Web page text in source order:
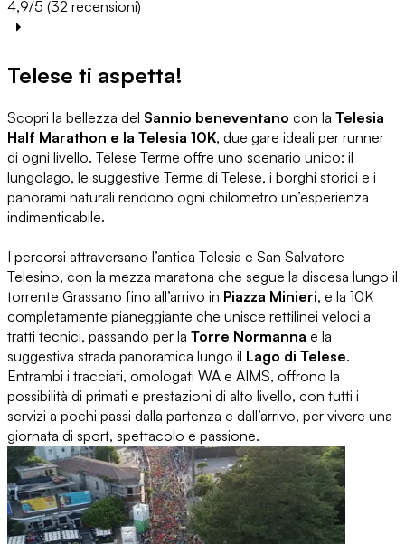
4,9/5 (32 recensioni)
Telese ti aspetta!
Scopri la bellezza del Sannio beneventano con la Telesia
Half Marathon e la Telesia 10K, due gare ideali per runner
di ogni livello. Telese Terme offre uno scenario unico: il
lungolago, le suggestive Terme di Telese, i borghi storici e i
panorami naturali rendono ogni chilometro un’esperienza
indimenticabile.
I percorsi attraversano l’antica Telesia e San Salvatore
Telesino, con la mezza maratona che segue la discesa lungo il
torrente Grassano fino all’arrivo in Piazza Minieri, e la 10K
completamente pianeggiante che unisce rettilinei veloci a
tratti tecnici, passando per la Torre Normanna e la
suggestiva strada panoramica lungo il Lago di Telese.
Entrambi i tracciati, omologati WA e AIMS, offrono la
possibilità di primati e prestazioni di alto livello, con tutti i
servizi a pochi passi dalla partenza e dall’arrivo, per vivere una
giornata di sport, spettacolo e passione.